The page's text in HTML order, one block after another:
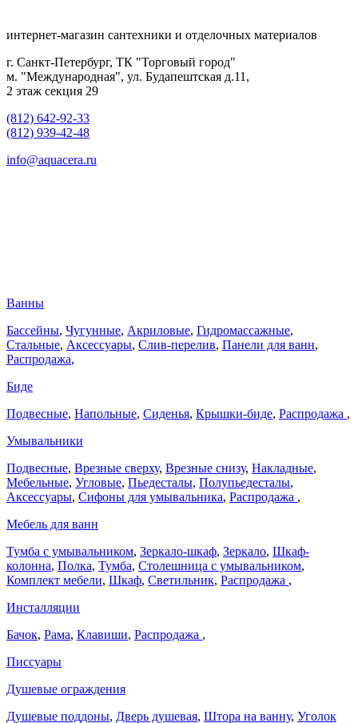
интернет-магазин сантехники и отделочных материалов
г. Санкт-Петербург, ТК "Торговый город"
м. "Международная", ул. Будапештская д.11,
2 этаж секция 29
(812) 642-92-33
(812) 939-42-48
info@aquacera.ru
Ванны
Бассейны, Чугунные, Акриловые, Гидромассажные,
Стальные, Аксессуары, Слив-перелив, Панели для ванн,
Распродажа,
Биде
Подвесные, Напольные, Сиденья, Крышки-биде, Распродажа ,
Умывальники
Подвесные, Врезные сверху, Врезные снизу, Накладные,
Мебельные, Угловые, Пьедесталы, Полупьедесталы,
Аксессуары, Сифоны для умывальника, Распродажа ,
Мебель для ванн
Тумба с умывальником, Зеркало-шкаф, Зеркало, Шкаф-
колонна, Полка, Тумба, Столешница с умывальником,
Комплект мебели, Шкаф, Светильник, Распродажа ,
Инсталляции
Бачок, Рама, Клавиши, Распродажа ,
Писсуары
Душевые ограждения
Душевые поддоны, Дверь душевая, Штора на ванну, Уголок